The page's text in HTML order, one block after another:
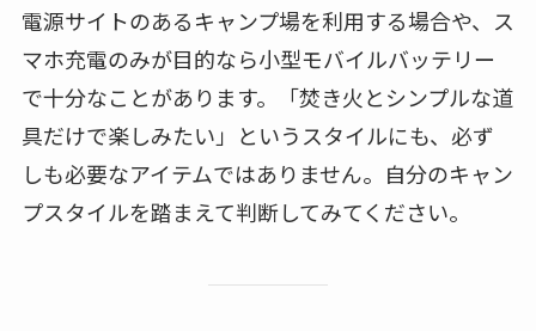
電源サイトのあるキャンプ場を利用する場合や、ス
マホ充電のみが目的なら小型モバイルバッテリー
で十分なことがあります。「焚き火とシンプルな道
具だけで楽しみたい」というスタイルにも、必ず
しも必要なアイテムではありません。自分のキャン
プスタイルを踏まえて判断してみてください。